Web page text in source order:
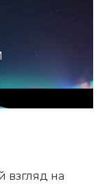
взгляд на